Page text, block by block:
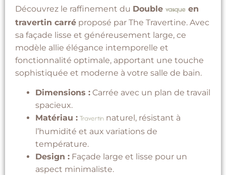
Découvrez le raffinement du Double vasque en
travertin carré proposé par The Travertine. Avec
sa façade lisse et généreusement large, ce
modèle allie élégance intemporelle et
fonctionnalité optimale, apportant une touche
sophistiquée et moderne à votre salle de bain.
Dimensions : Carrée avec un plan de travail
spacieux.
Matériau : Travertin naturel, résistant à
l’humidité et aux variations de
température.
Design : Façade large et lisse pour un
aspect minimaliste.